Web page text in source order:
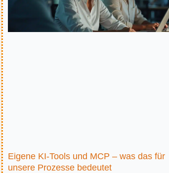
Eigene KI-Tools und MCP – was das für
unsere Prozesse bedeutet